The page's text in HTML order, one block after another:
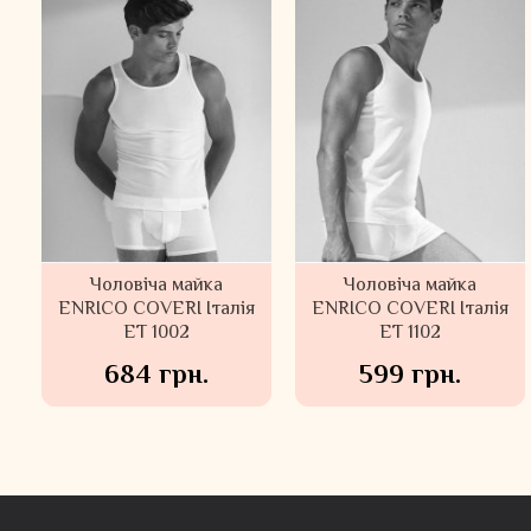
Чоловіча майка
ENRICO COVERI Італія
ET 1002
684 грн.
Чоловіча майка
ENRICO COVERI Італія
ET 1102
599 грн.